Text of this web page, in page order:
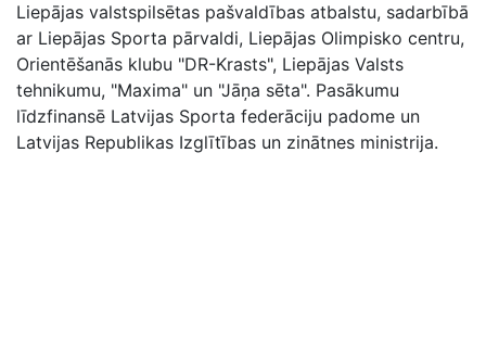
Liepājas valstspilsētas pašvaldības atbalstu, sadarbībā
ar Liepājas Sporta pārvaldi, Liepājas Olimpisko centru,
Orientēšanās klubu "DR-Krasts", Liepājas Valsts
tehnikumu, "Maxima" un "Jāņa sēta". Pasākumu
līdzfinansē Latvijas Sporta federāciju padome un
Latvijas Republikas Izglītības un zinātnes ministrija.